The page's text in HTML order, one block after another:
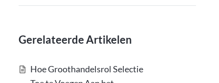
Gerelateerde Artikelen
Hoe Groothandelsrol Selectie